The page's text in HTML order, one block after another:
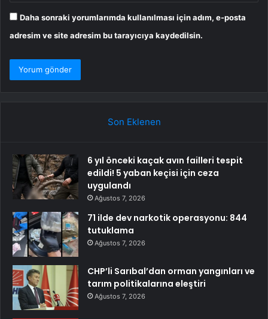
Daha sonraki yorumlarımda kullanılması için adım, e-posta
adresim ve site adresim bu tarayıcıya kaydedilsin.
Son Eklenen
6 yıl önceki kaçak avın failleri tespit
edildi! 5 yaban keçisi için ceza
uygulandı
Ağustos 7, 2026
71 ilde dev narkotik operasyonu: 844
tutuklama
Ağustos 7, 2026
CHP’li Sarıbal’dan orman yangınları ve
tarım politikalarına eleştiri
Ağustos 7, 2026